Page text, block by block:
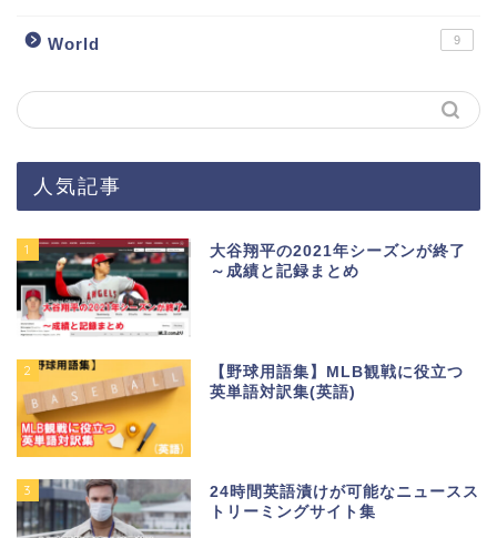
World 9
人気記事
1
大谷翔平の2021年シーズンが終了
～成績と記録まとめ
2
【野球用語集】MLB観戦に役立つ
英単語対訳集(英語)
3
24時間英語漬けが可能なニュースス
トリーミングサイト集